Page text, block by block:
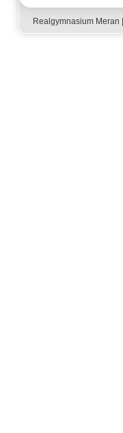
Realgymnasium